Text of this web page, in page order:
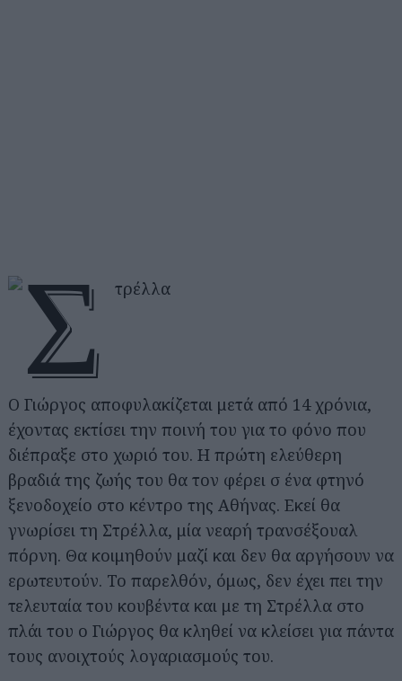
Ο Γιώργος αποφυλακίζεται μετά από 14 χρόνια,
έχοντας εκτίσει την ποινή του για το φόνο που
διέπραξε στο χωριό του. Η πρώτη ελεύθερη
βραδιά της ζωής του θα τον φέρει σ ένα φτηνό
ξενοδοχείο στο κέντρο της Αθήνας. Εκεί θα
γνωρίσει τη Στρέλλα, μία νεαρή τρανσέξουαλ
πόρνη. Θα κοιμηθούν μαζί και δεν θα αργήσουν να
ερωτευτούν. Το παρελθόν, όμως, δεν έχει πει την
τελευταία του κουβέντα και με τη Στρέλλα στο
πλάι του ο Γιώργος θα κληθεί να κλείσει για πάντα
τους ανοιχτούς λογαριασμούς του.